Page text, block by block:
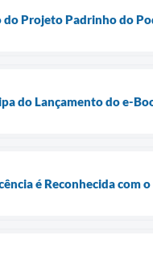
do Projeto Padrinho do
do Lançamento do e-
é Reconhecida com